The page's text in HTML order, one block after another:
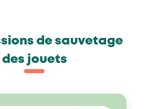
de sauvetage
des jouets